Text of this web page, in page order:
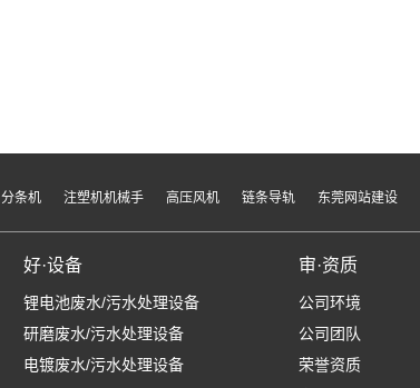
分条机 注塑机机械手 高压风机 链条导轨 东莞网站建设
好·设备
锂电池废水/污水处理设备
研磨废水/污水处理设备
电镀废水/污水处理设备
审·资质
公司环境
公司团队
荣誉资质